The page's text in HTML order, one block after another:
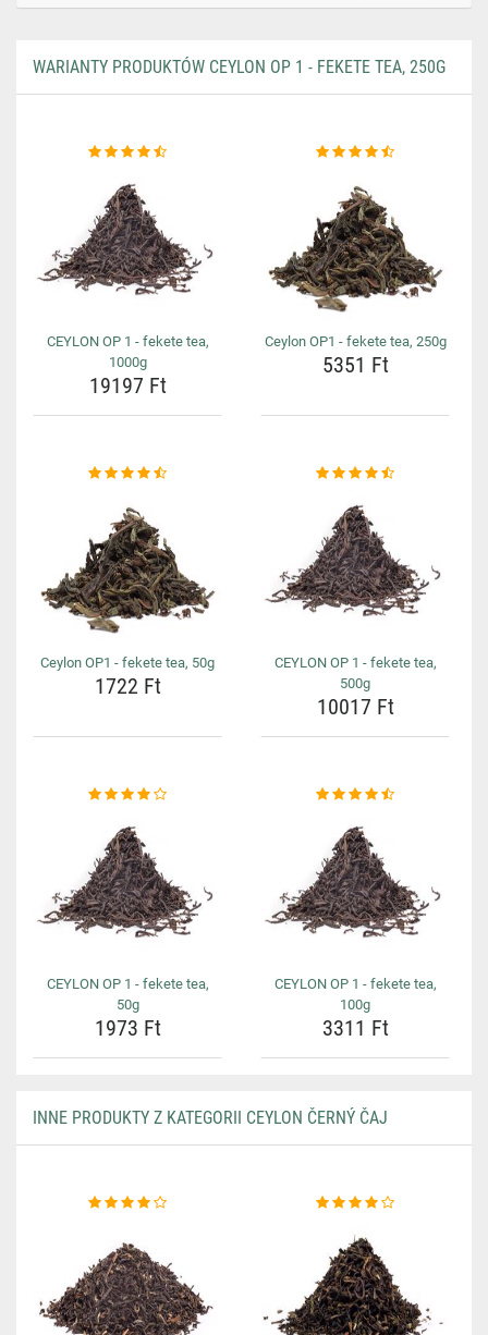
WARIANTY PRODUKTÓW CEYLON OP 1 - FEKETE TEA, 250G
CEYLON OP 1 - fekete tea,
1000g
19197 Ft
Ceylon OP1 - fekete tea, 250g
5351 Ft
Ceylon OP1 - fekete tea, 50g
1722 Ft
CEYLON OP 1 - fekete tea,
500g
10017 Ft
CEYLON OP 1 - fekete tea,
50g
1973 Ft
CEYLON OP 1 - fekete tea,
100g
3311 Ft
INNE PRODUKTY Z KATEGORII CEYLON ČERNÝ ČAJ